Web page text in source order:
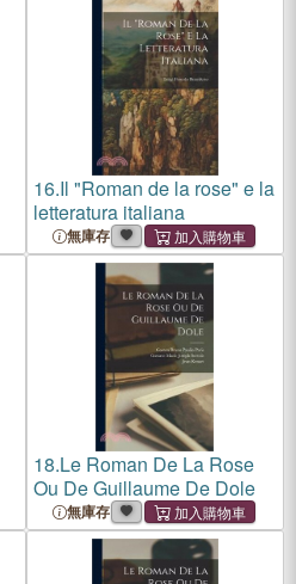
16.Il "Roman de la rose" e la
letteratura italiana
無庫存
18.Le Roman De La Rose
Ou De Guillaume De Dole
無庫存